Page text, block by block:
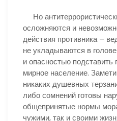
Но
осложняются и
действия противника –
не укладываются в
и опасностью
мирное население.
никаких душевных
либо сомнений готовы
общепринятые нормы
чужими, так и своими